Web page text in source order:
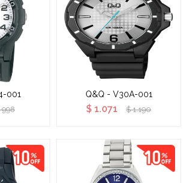
001
998
Q&Q - V30A-001
$ 1.071 $ 1.190